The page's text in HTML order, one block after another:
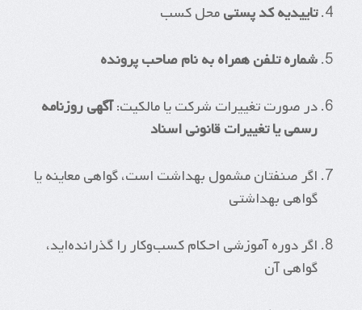
تاییدیه کد پستیمحل کسب
شماره تلفن همراه به نام صاحب پرونده
در صورت تغییرات شرکت یا مالکیت:آگهی روزنامه
رسمی یا تغییرات قانونی اسناد
اگر صنفتان مشمول بهداشت است، گواهی معاینه یا
گواهی بهداشتی
اگر دوره آموزشی احکام کسب‌وکار را گذرانده‌اید،
گواهی آن